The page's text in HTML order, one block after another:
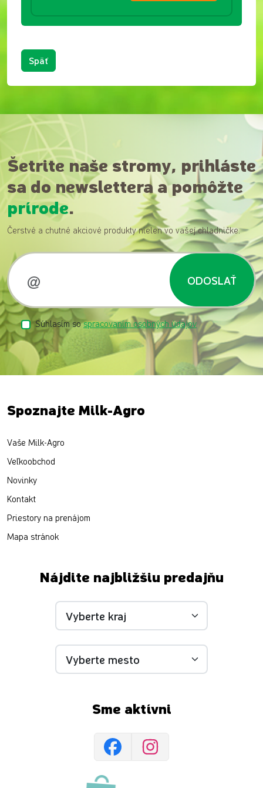
Späť
Šetrite naše stromy, prihláste
sa do newslettera a pomôžte
prírode.
Čerstvé a chutné akciové produkty nielen vo vašej chladničke.
ODOSLAŤ
Súhlasím sospracovaním osobných údajov
Spoznajte Milk-Agro
Vaše Milk-Agro
Veľkoobchod
Novinky
Kontakt
Priestory na prenájom
Mapa stránok
Nájdite najbližšiu predajňu
Sme aktívni